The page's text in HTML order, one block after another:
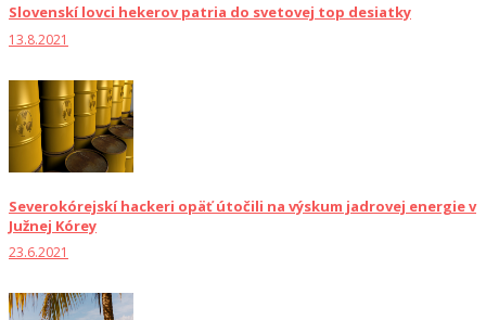
Slovenskí lovci hekerov patria do svetovej top desiatky
13.8.2021
Severokórejskí hackeri opäť útočili na výskum jadrovej energie v
Južnej Kórey
23.6.2021